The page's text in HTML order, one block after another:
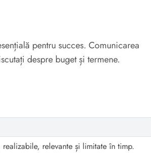
pentru succes. Comunicarea
despre buget și termene.
relevante și limitate în timp.